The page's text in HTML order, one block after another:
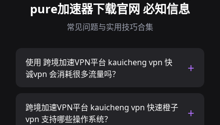
pure加速器下载官网 必知信息
常见问题与实用技巧合集
使用 跨境加速VPN平台 kauicheng vpn 快
诚vpn 会消耗很多流量吗？
跨境加速VPN平台 kauicheng vpn 快速橙子
vpn 支持哪些操作系统？